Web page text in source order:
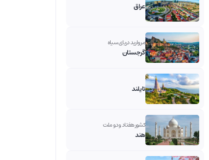
عراق
مروارید دریای سیاه
گرجستان
تایلند
کشور هفتاد و دو ملت
هند